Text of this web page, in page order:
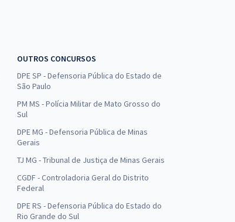
OUTROS CONCURSOS
DPE SP - Defensoria Pública do Estado de
São Paulo
PM MS - Polícia Militar de Mato Grosso do
Sul
DPE MG - Defensoria Pública de Minas
Gerais
TJ MG - Tribunal de Justiça de Minas Gerais
CGDF - Controladoria Geral do Distrito
Federal
DPE RS - Defensoria Pública do Estado do
Rio Grande do Sul